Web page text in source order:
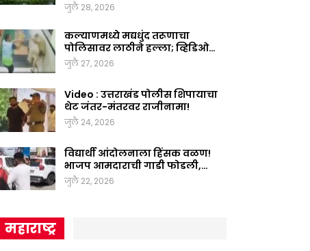
जुलै 28, 2026
कल्याणमध्ये मद्यधुंद तरूणाचा
पोलिसावर लाठीने हल्ला; व्हिडिओ…
जुलै 27, 2026
Video : उत्तराखंड पोलीस शिपायाचा
थेट जंतर-मंतरवर राजीनामा!
जुलै 24, 2026
विद्यार्थी आंदोलनाला हिंसक वळण!
भाजप आमदाराची गाडी फोडली,…
जुलै 22, 2026
महाराष्ट्र